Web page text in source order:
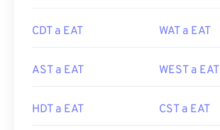
CDT a EAT WAT a EAT
AST a EAT WEST a EAT
HDT a EAT CST a EAT